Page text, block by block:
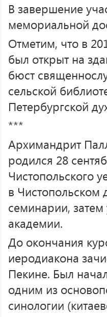
В завершение
мемориальной
Отметим, что в
был открыт на
бюст
сельской
Петербургской
***
Архимандрит
родился 28
Чистопольского
в Чистопольском
семинарии,
академии.
До окончания
иеродиакона
Пекине. Был
одним из
синологии